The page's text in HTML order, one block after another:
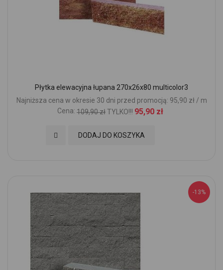
Płytka elewacyjna łupana 270x26x80 multicolor3
Najniższa cena w okresie 30 dni przed promocją: 95,90 zł / m
Cena: 109,90 złTYLKO!!! 95,90 zł
DODAJ DO KOSZYKA
Dodaj do Ulubionych
-13%